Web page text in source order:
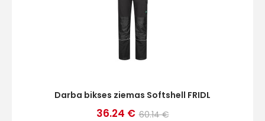
Darba bikses ziemas Softshell FRIDL
36.24 € 60.14 €